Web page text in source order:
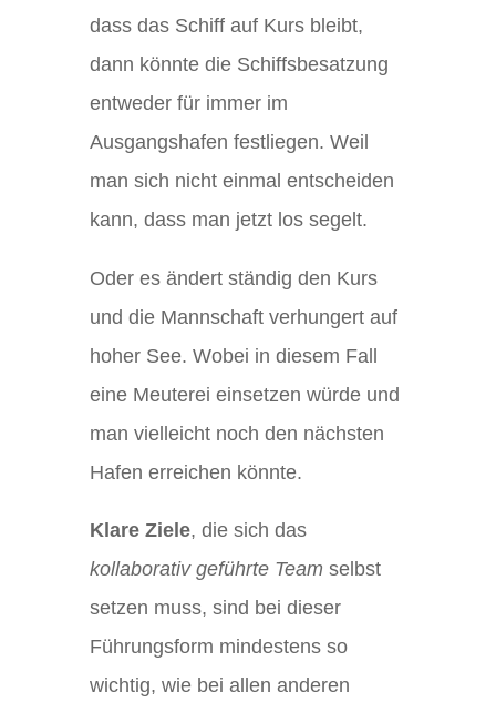
dass das Schiff auf Kurs bleibt,
dann könnte die Schiffsbesatzung
entweder für immer im
Ausgangshafen festliegen. Weil
man sich nicht einmal entscheiden
kann, dass man jetzt los segelt.
Oder es ändert ständig den Kurs
und die Mannschaft verhungert auf
hoher See. Wobei in diesem Fall
eine Meuterei einsetzen würde und
man vielleicht noch den nächsten
Hafen erreichen könnte.
Klare Ziele, die sich das
kollaborativ geführte Team selbst
setzen muss, sind bei dieser
Führungsform mindestens so
wichtig, wie bei allen anderen